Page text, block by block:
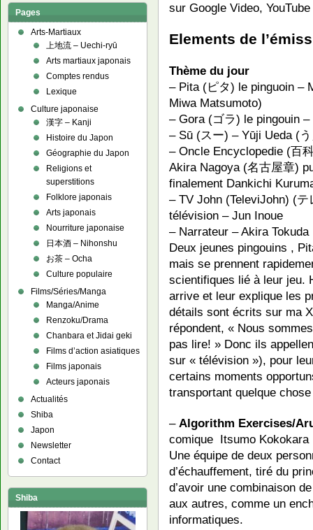
sur Google Video,
Elements de
Thème du jour
– Pita (ピタ) le pinguoin –
Miwa Matsumoto)
– Gora (ゴラ) le pingouin
– Sū (スー) – Yūji Ueda (
– Oncle Encyclopedie (百
Akira Nagoya (名古屋章)
finalement Dankichi
– TV John (TeleviJohn) (
télévision – Jun Inoue
– Narrateur – Akira
Deux jeunes pingouins ,
mais se prennent
scientifiques lié à leur jeu.
arrive et leur explique les
détails sont écrits sur ma
répondent, « Nous
pas lire! » Donc ils
sur « télévision »), pour
certains moments
transportant quelque
– Algorithm Exercises/
comique Itsumo Kokokara
Une équipe de deux
d’échauffement, tiré du
d’avoir une combinaison
aux autres, comme un
informatiques.
Pages
Arts-Martiaux
上地流 – Uechi-ryū
Arts martiaux japonais
Comptes rendus
Lexique
Culture japonaise
漢字 – Kanji
Histoire du Japon
Géographie du Japon
Religions et
superstitions
Folklore japonais
Arts japonais
Nourriture japonaise
日本酒 – Nihonshu
お茶 – Ocha
Culture populaire
Films/Séries/Manga
Manga/Anime
Renzoku/Drama
Chanbara et Jidai geki
Films d’action asiatiques
Films japonais
Acteurs japonais
Actualités
Shiba
Japon
Newsletter
Contact
Shiba